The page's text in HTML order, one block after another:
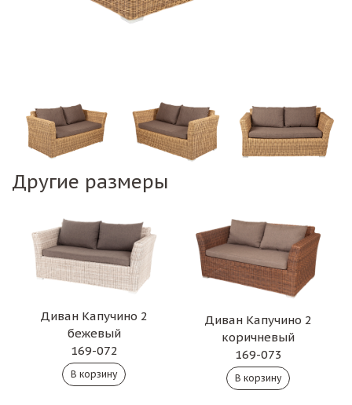
Другие размеры
Диван Капучино 2
бежевый
169-072
Диван Капучино 2
коричневый
169-073